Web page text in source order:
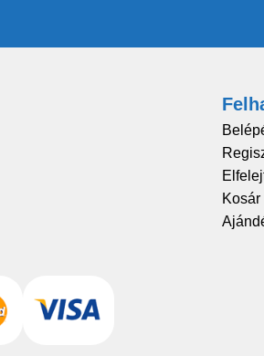
Kosár